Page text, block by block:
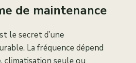
de maintenance
le secret d’une
La fréquence dépend
climatisation seule ou